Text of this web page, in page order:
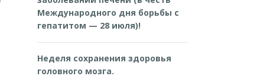
Международного дня борьбы с
гепатитом — 28 июля)!
Неделя сохранения здоровья
головного мозга.